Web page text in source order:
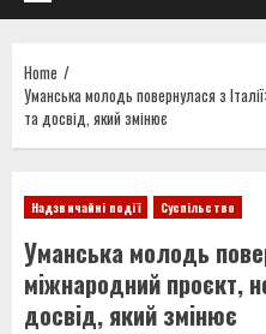
Menu
Home
Уманська молодь повернулася з
та досвід, який змінює
Надзвичайні події Суспільство
Уманська молодь
міжнародний проєкт,
досвід, який змінює